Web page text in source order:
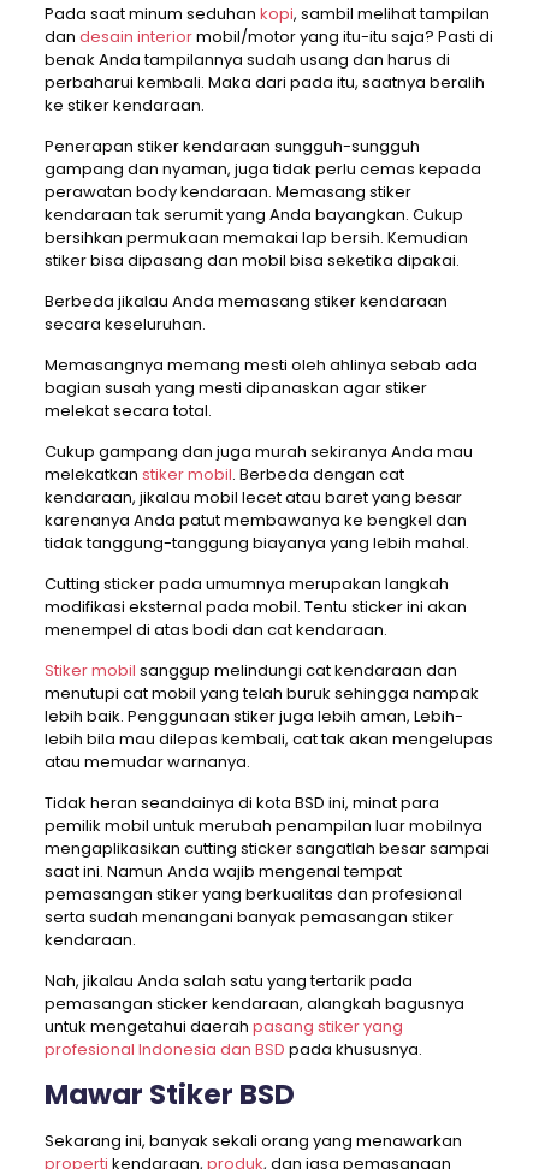
Pada saat minum seduhan kopi, sambil melihat tampilan
dan desain interiormobil/motor yang itu-itu saja? Pasti di
benak Anda tampilannya sudah usang dan harus di
perbaharui kembali. Maka dari pada itu, saatnya beralih
ke stiker kendaraan.
Penerapan stiker kendaraan sungguh-sungguh
gampang dan nyaman, juga tidak perlu cemas kepada
perawatan body kendaraan. Memasang stiker
kendaraan tak serumit yang Anda bayangkan. Cukup
bersihkan permukaan memakai lap bersih. Kemudian
stiker bisa dipasang dan mobil bisa seketika dipakai.
Berbeda jikalau Anda memasang stiker kendaraan
secara keseluruhan.
Memasangnya memang mesti oleh ahlinya sebab ada
bagian susah yang mesti dipanaskan agar stiker
melekat secara total.
Cukup gampang dan juga murah sekiranya Anda mau
melekatkan stiker mobil. Berbeda dengan cat
kendaraan, jikalau mobil lecet atau baret yang besar
karenanya Anda patut membawanya ke bengkel dan
tidak tanggung-tanggung biayanya yang lebih mahal.
Cutting sticker pada umumnya merupakan langkah
modifikasi eksternal pada mobil. Tentu sticker ini akan
menempel di atas bodi dan cat kendaraan.
Stiker mobil sanggup melindungi cat kendaraan dan
menutupi cat mobil yang telah buruk sehingga nampak
lebih baik. Penggunaan stiker juga lebih aman, Lebih-
lebih bila mau dilepas kembali, cat tak akan mengelupas
atau memudar warnanya.
Tidak heran seandainya di kota BSD ini, minat para
pemilik mobil untuk merubah penampilan luar mobilnya
mengaplikasikan cutting sticker sangatlah besar sampai
saat ini. Namun Anda wajib mengenal tempat
pemasangan stiker yang berkualitas dan profesional
serta sudah menangani banyak pemasangan stiker
kendaraan.
Nah, jikalau Anda salah satu yang tertarik pada
pemasangan sticker kendaraan, alangkah bagusnya
untuk mengetahui daerah pasang stiker yang
profesional Indonesia dan BSD pada khususnya.
Mawar Stiker BSD
Sekarang ini, banyak sekali orang yang menawarkan
properti kendaraan, produk, dan jasa pemasangan